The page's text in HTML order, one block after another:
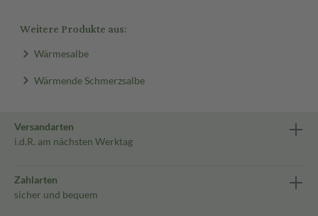
Weitere Produkte aus:
Wärmesalbe
Wärmende Schmerzsalbe
Versandarten
i.d.R. am nächsten Werktag
Zahlarten
sicher und bequem